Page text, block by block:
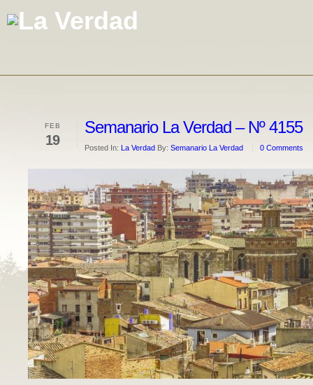
FEB
19
Semanario La Verdad – Nº 4155
Posted In: La Verdad By: Semanario La Verdad 0 Comments